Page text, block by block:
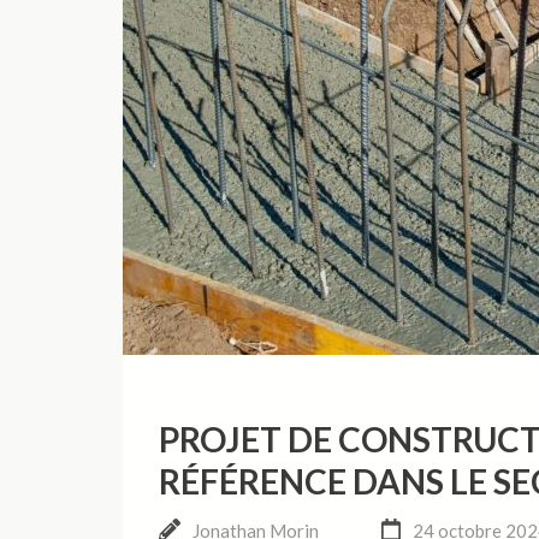
PROJET DE
RÉFÉRENCE DANS LE
Jonathan Morin 24 octobre